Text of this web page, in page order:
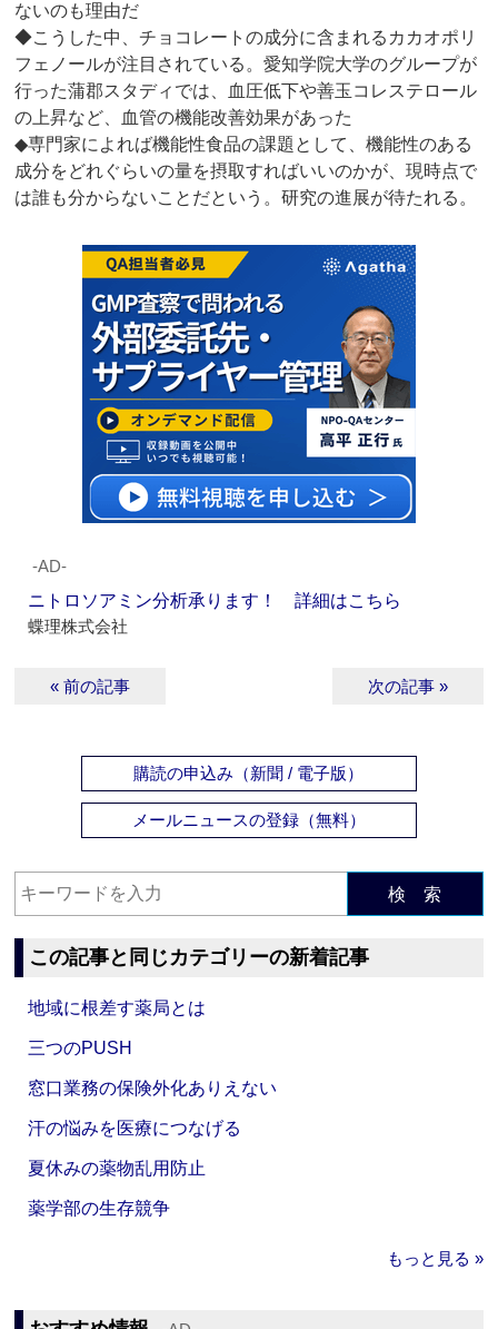
ないのも理由だ
◆こうした中、チョコレートの成分に含まれるカカオポリ
フェノールが注目されている。愛知学院大学のグループが
行った蒲郡スタディでは、血圧低下や善玉コレステロール
の上昇など、血管の機能改善効果があった
◆専門家によれば機能性食品の課題として、機能性のある
成分をどれぐらいの量を摂取すればいいのかが、現時点で
は誰も分からないことだという。研究の進展が待たれる。
‐AD‐
ニトロソアミン分析承ります！ 詳細はこちら
蝶理株式会社
« 前の記事 次の記事 »
購読の申込み（新聞 / 電子版）
メールニュースの登録（無料）
検 索
この記事と同じカテゴリーの新着記事
地域に根差す薬局とは
三つのPUSH
窓口業務の保険外化ありえない
汗の悩みを医療につなげる
夏休みの薬物乱用防止
薬学部の生存競争
もっと見る »